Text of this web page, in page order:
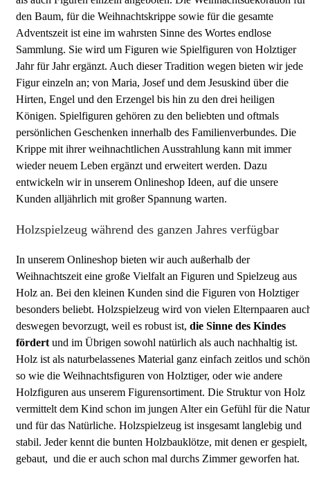
den Baum, für die Weihnachtskrippe sowie für die gesamte
Adventszeit ist eine im wahrsten Sinne des Wortes endlose
Sammlung. Sie wird um Figuren wie Spielfiguren von Holztiger
Jahr für Jahr ergänzt. Auch dieser Tradition wegen bieten wir jede
Figur einzeln an; von Maria, Josef und dem Jesuskind über die
Hirten, Engel und den Erzengel bis hin zu den drei heiligen
Königen. Spielfiguren gehören zu den beliebten und oftmals
persönlichen Geschenken innerhalb des Familienverbundes. Die
Krippe mit ihrer weihnachtlichen Ausstrahlung kann mit immer
wieder neuem Leben ergänzt und erweitert werden. Dazu
entwickeln wir in unserem Onlineshop Ideen, auf die unsere
Kunden alljährlich mit großer Spannung warten.
Holzspielzeug während des ganzen Jahres verfügbar
In unserem Onlineshop bieten wir auch außerhalb der
Weihnachtszeit eine große Vielfalt an Figuren und Spielzeug aus
Holz an. Bei den kleinen Kunden sind die Figuren von Holztiger
besonders beliebt. Holzspielzeug wird von vielen Elternpaaren
deswegen bevorzugt, weil es robust ist, die Sinne des Kindes
fördert und im Übrigen sowohl natürlich als auch nachhaltig ist.
Holz ist als naturbelassenes Material ganz einfach zeitlos und
so wie die Weihnachtsfiguren von Holztiger, oder wie andere
Holzfiguren aus unserem Figurensortiment. Die Struktur von Holz
vermittelt dem Kind schon im jungen Alter ein Gefühl für die Natur
und für das Natürliche. Holzspielzeug ist insgesamt langlebig und
stabil. Jeder kennt die bunten Holzbauklötze, mit denen er gespielt,
gebaut, und die er auch schon mal durchs Zimmer geworfen hat.